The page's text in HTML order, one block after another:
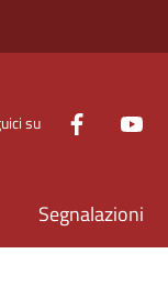
su
Segnalazioni